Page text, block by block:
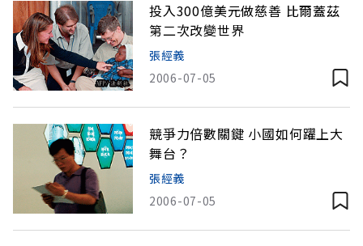
投入300億美元做慈善 比爾蓋茲
第二次改變世界
張經義
2006-07-05
競爭力倍數關鍵 小國如何躍上大
舞台？
張經義
2006-07-05